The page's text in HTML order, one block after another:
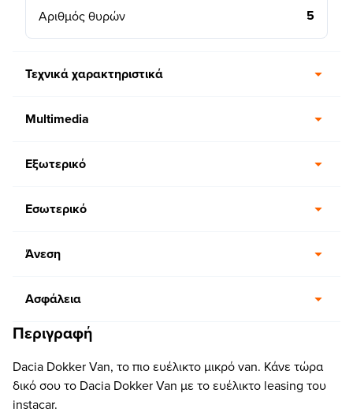
Αριθμός θυρών 5
Τεχνικά χαρακτηριστικά
Multimedia
Εξωτερικό
Εσωτερικό
Άνεση
Ασφάλεια
Περιγραφή
Dacia Dokker Van, το πιο ευέλικτο μικρό van. Κάνε τώρα
δικό σου το Dacia Dokker Van με το ευέλικτο leasing του
instacar.